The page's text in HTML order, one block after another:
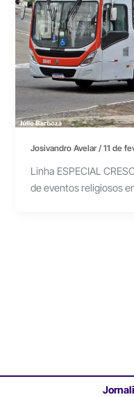
Josivandro Avelar/11 de
Linha ESPECIAL
de eventos religiosos